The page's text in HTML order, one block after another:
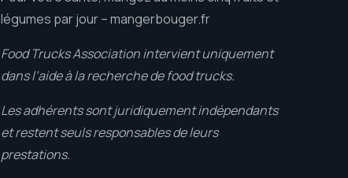
légumes par jour –mangerbouger.fr
Food Trucks Association intervient uniquement
dans l’aide à la recherche de food trucks.
Les adhérents sont juridiquement indépendants
et restent seuls responsables de leurs
prestations.